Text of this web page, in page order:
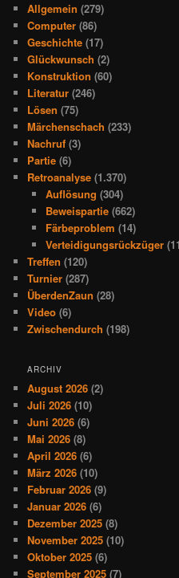
Allgemein (279)
Computer (86)
Geschichte (17)
Glückwunsch (2)
Konstruktion (60)
Literatur (246)
Lösen (75)
Märchenschach (233)
Nachruf (3)
Partie (6)
Retroanalyse (1.370)
Auflösung (304)
Beweispartie(662)
Färbeproblem (14)
Verteidigungsrückzüger
Treffen (120)
Turnier (287)
ÜberdenZaun (28)
Video (6)
Zwischendurch (198)
ARCHIV
August 2026 (2)
Juli 2026 (10)
Juni 2026 (6)
Mai 2026 (8)
April 2026 (6)
März 2026 (10)
Februar 2026 (9)
Januar 2026 (6)
Dezember 2025 (8)
November 2025 (10)
Oktober 2025 (6)
September 2025 (7)